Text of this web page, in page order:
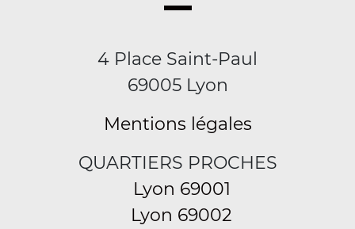
4 Place Saint-Paul
69005 Lyon
Mentions légales
QUARTIERS PROCHES
Lyon 69001
Lyon 69002